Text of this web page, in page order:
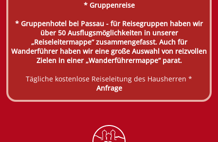
* Gruppenreise
* Gruppenhotel bei Passau - für Reisegruppen haben wir
über 50 Ausflugsmöglichkeiten in unserer
„Reiseleitermappe“ zusammengefasst. Auch für
Wanderführer haben wir eine große Auswahl von reizvollen
Zielen in einer „Wanderführermappe“ parat.
Tägliche kostenlose Reiseleitung des Hausherren *
Anfrage